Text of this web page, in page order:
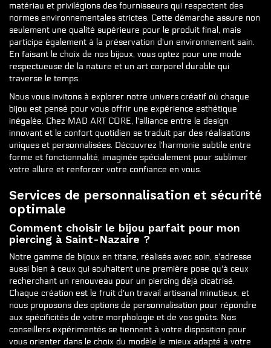
matériau et privilégions des fournisseurs qui respectent des
normes environnementales strictes. Cette démarche assure non
seulement une qualité supérieure pour le produit final, mais
participe également à la préservation d'un environnement sain.
En faisant le choix de nos bijoux, vous optez pour une mode
respectueuse de la nature et un art corporel durable qui
traverse le temps.
Nous vous invitons à explorer notre univers créatif où chaque
bijou est pensé pour vous offrir une expérience esthétique
inégalée. Chez MAD ART CORE, l'alliance entre le design
innovant et le confort quotidien se traduit par des réalisations
uniques et personnalisées. Découvrez l'harmonie subtile entre
forme et fonctionnalité, imaginée spécialement pour sublimer
votre allure et renforcer votre confiance en vous.
Services de personnalisation et sécurité
optimale
Comment choisir le bijou parfait pour mon
piercing à Saint-Nazaire ?
Notre gamme de bijoux en titane, réalisés avec soin, s'adresse
aussi bien à ceux qui souhaitent une première pose qu'à ceux
recherchant un renouveau pour un piercing déjà cicatrisé.
Chaque création est le fruit d'un travail artisanal minutieux, et
nous proposons des options de personnalisation pour répondre
aux spécificités de votre morphologie et de vos goûts. Nos
conseillers expérimentés se tiennent à votre disposition pour
vous orienter dans le choix du modèle le mieux adapté à votre